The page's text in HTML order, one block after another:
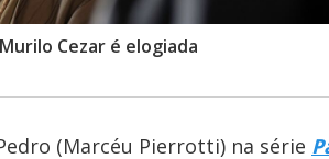
Cezar é elogiada
(Marcéu Pierrotti) na série